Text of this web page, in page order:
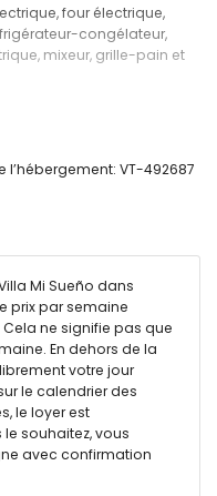
four électrique,
congélateur,
mixeur, grille-pain et
télévision et salle
douche, toilettes et
et 1.7m de profondeur
de jardin avec
VT-492687
Villa Mi Sueño dans
prix par semaine
ne signifie pas que
En dehors de la
votre jour
le calendrier des
le loyer est
souhaitez, vous
avec confirmation